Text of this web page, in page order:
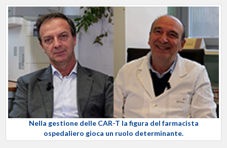
Nella gestione delle CAR-T la figura del farmacista
ospedaliero gioca un ruolo determinante.